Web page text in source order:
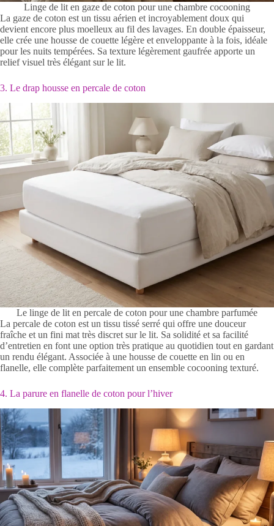
Linge de lit en gaze de coton pour une chambre cocooning
La gaze de coton est un tissu aérien et incroyablement doux qui
devient encore plus moelleux au fil des lavages. En double épaisseur,
elle crée une housse de couette légère et enveloppante à la fois, idéale
pour les nuits tempérées. Sa texture légèrement gaufrée apporte un
relief visuel très élégant sur le lit.
3. Le drap housse en percale de coton
Le linge de lit en percale de coton pour une chambre parfumée
La percale de coton est un tissu tissé serré qui offre une douceur
fraîche et un fini mat très discret sur le lit. Sa solidité et sa facilité
d’entretien en font une option très pratique au quotidien tout en gardant
un rendu élégant. Associée à une housse de couette en lin ou en
flanelle, elle complète parfaitement un ensemble cocooning texturé.
4. La parure en flanelle de coton pour l’hiver